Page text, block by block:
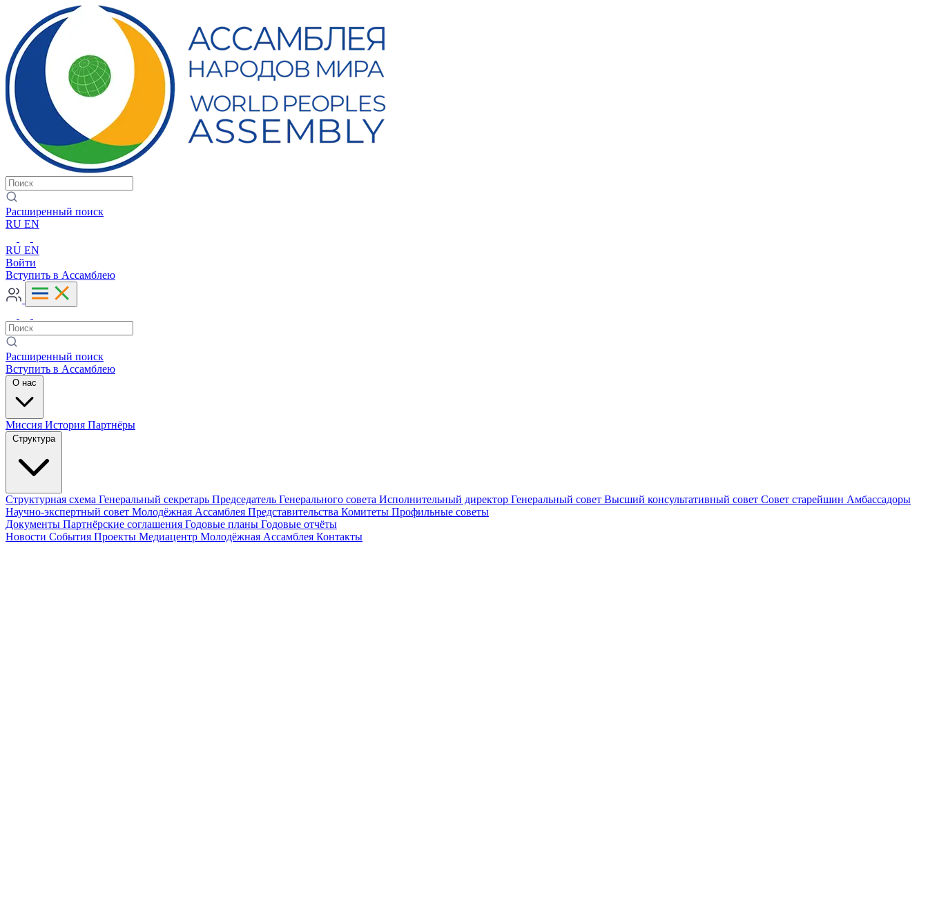
Расширенный поиск
RU EN
RU EN
Войти
Вступить в Ассамблею
Расширенный поиск
Вступить в Ассамблею
О нас
Миссия История Партнёры
Структура
Структурная схема Генеральный секретарь Председатель Генерального совета Исполнительный директор Генеральный совет Высший консультативный совет Совет старейшин Амбассадоры
Научно-экспертный совет Молодёжная Ассамблея Представительства Комитеты Профильные советы
Документы Партнёрские соглашения Годовые планы Годовые отчёты
Новости События Проекты Медиацентр Молодёжная Ассамблея Контакты